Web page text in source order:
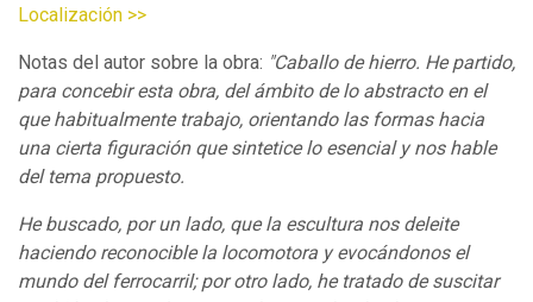
Localización >>
Notas del autor sobre la obra: "Caballo de hierro. He partido,
para concebir esta obra, del ámbito de lo abstracto en el
que habitualmente trabajo, orientando las formas hacia
una cierta figuración que sintetice lo esencial y nos hable
del tema propuesto.
He buscado, por un lado, que la escultura nos deleite
haciendo reconocible la locomotora y evocándonos el
mundo del ferrocarril; por otro lado, he tratado de suscitar